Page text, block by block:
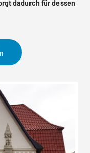
dadurch für dessen